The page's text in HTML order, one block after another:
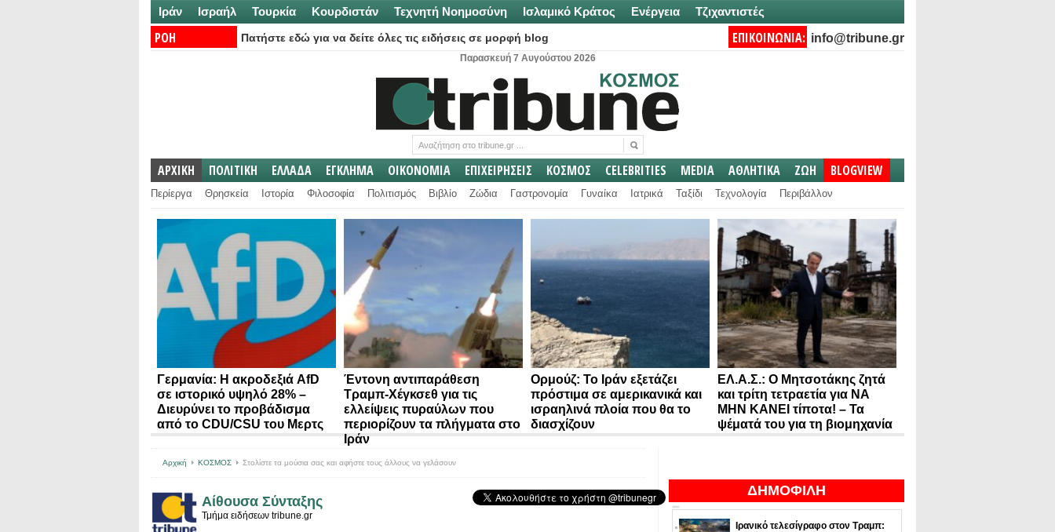
Ιράν Ισραήλ Τουρκία Κουρδιστάν Τεχνητή Νοημοσύνη Ισλαμικό Κράτος Ενέργεια Τζιχαντιστές
ΡΟΗ
Πατήστε εδώ για να δείτε όλες τις ειδήσεις σε μορφή blog ΕΠΙΚΟΙΝΩΝΙΑ: info@tribune.gr
Παρασκευή 7 Αυγούστου 2026
ΑΡΧΙΚΗ ΠΟΛΙΤΙΚΗ ΕΛΛΑΔΑ ΕΓΚΛΗΜΑ ΟΙΚΟΝΟΜΙΑ ΕΠΙΧΕΙΡΗΣΕΙΣ ΚΟΣΜΟΣ CELEBRITIES MEDIA ΑΘΛΗΤΙΚΑ ΖΩΗ BLOGVIEW
Περίεργα Θρησκεία Ιστορία Φιλοσοφία Πολιτισμός Βιβλίο Ζώδια Γαστρονομία Γυναίκα Ιατρικά Ταξίδι Τεχνολογία Περιβάλλον
Γερμανία: Η ακροδεξιά AfD
σε ιστορικό υψηλό 28% –
Διευρύνει το προβάδισμα
από το CDU/CSU του Μερτς
Έντονη αντιπαράθεση
Τραμπ-Χέγκσεθ για τις
ελλείψεις πυραύλων που
περιορίζουν τα πλήγματα στο
Ιράν
Ορμούζ: Το Ιράν εξετάζει
πρόστιμα σε αμερικανικά και
ισραηλινά πλοία που θα το
διασχίζουν
ΕΛ.Α.Σ.: Ο Μητσοτάκης ζητά
και τρίτη τετραετία για ΝΑ
ΜΗΝ ΚΑΝΕΙ τίποτα! – Τα
ψέματά του για τη βιομηχανία
ΔΗΜΟΦΙΛΗ
Ιρανικό τελεσίγραφο στον Τραμπ:
Αρχική ΚΟΣΜΟΣ Στολίστε τα μούσια σας και αφήστε τους άλλους να γελάσουν
Αίθουσα Σύνταξης
Τμήμα ειδήσεων tribune.gr